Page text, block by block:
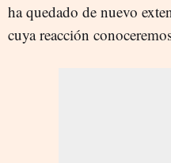
ha quedado de nuevo
cuya reacción